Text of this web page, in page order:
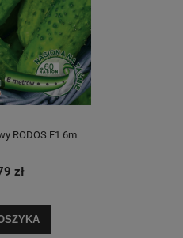
RODOS F1 6m
zł